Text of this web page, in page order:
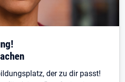
der zu dir passt!